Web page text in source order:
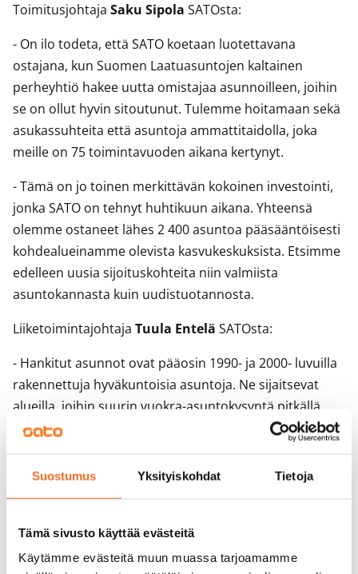
Suostumus Yksityiskohdat Tietoja
Tämä sivusto käyttää evästeitä
Käytämme evästeitä muun muassa tarjoamamme
Toimitusjohtaja Saku Sipola SATOsta:
- On ilo todeta, että SATO koetaan luotettavana
ostajana, kun Suomen Laatuasuntojen kaltainen
perheyhtiö hakee uutta omistajaa asunnoilleen, joihin
se on ollut hyvin sitoutunut. Tulemme hoitamaan sekä
asukassuhteita että asuntoja ammattitaidolla, joka
meille on 75 toimintavuoden aikana kertynyt.
- Tämä on jo toinen merkittävän kokoinen investointi,
jonka SATO on tehnyt huhtikuun aikana. Yhteensä
olemme ostaneet lähes 2 400 asuntoa pääsääntöisesti
kohdealueinamme olevista kasvukeskuksista. Etsimme
edelleen uusia sijoituskohteita niin valmiista
asuntokannasta kuin uudistuotannosta.
Liiketoimintajohtaja Tuula Entelä SATOsta:
- Hankitut asunnot ovat pääosin 1990- ja 2000- luvuilla
rakennettuja hyväkuntoisia asuntoja. Ne sijaitsevat
alueilla, joihin suurin vuokra-asuntokysyntä pitkällä
tähtäimellä keskittyy ja vastaavat hyvin asiakkaittemme
- Ostettujen asuntojen asukkaiden vuokrasuhteet
siirtyvät SATOlle kesäkuun alusta ja asukkaat saavat
käyttöönsä tarjoamamme asiakasedut. Tapaamme